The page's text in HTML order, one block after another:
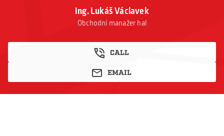
Ing. Lukáš Václavek
Obchodní manažer hal
CALL
EMAIL